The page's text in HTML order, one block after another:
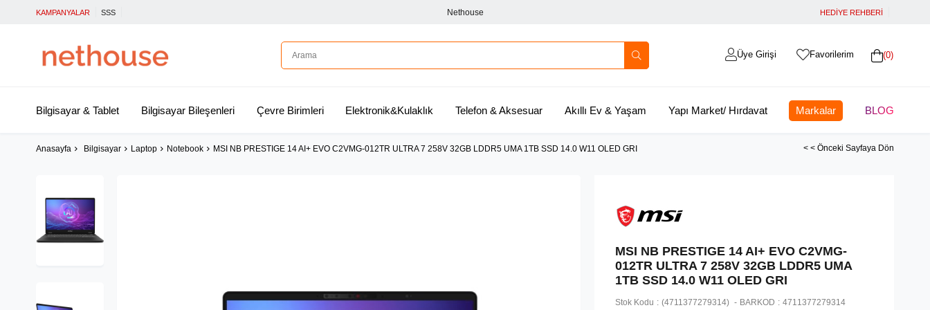
KAMPANYALAR SSS Nethouse HEDİYE REHBERİ
0
Favorilerim
Üye Girişi
Bilgisayar & Tablet Bilgisayar Bileşenleri Çevre Birimleri Elektronik&Kulaklık Telefon & Aksesuar Akıllı Ev & Yaşam Yapı Market/ Hırdavat Markalar BLOG
Anasayfa Bilgisayar Laptop Notebook MSI NB PRESTIGE 14 AI+ EVO C2VMG-012TR ULTRA 7 258V 32GB LDDR5 UMA 1TB SSD 14.0 W11 OLED GRI < < Önceki Sayfaya Dön
MSI NB PRESTIGE 14 AI+ EVO C2VMG-
012TR ULTRA 7 258V 32GB LDDR5 UMA
1TB SSD 14.0 W11 OLED GRI
Stok Kodu (4711377279314) BARKOD : 4711377279314